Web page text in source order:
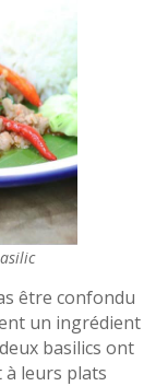
être confondu
un ingrédient
basilics ont
à leurs plats